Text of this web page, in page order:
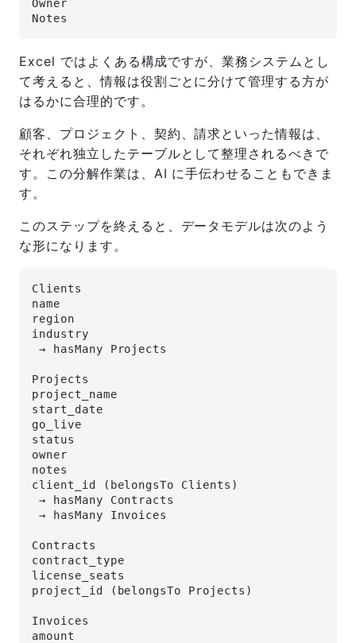
Owner
Notes
Excel ではよくある構成ですが、業務システムとし
て考えると、情報は役割ごとに分けて管理する方が
はるかに合理的です。
顧客、プロジェクト、契約、請求といった情報は、
それぞれ独立したテーブルとして整理されるべきで
す。この分解作業は、AI に手伝わせることもできま
す。
このステップを終えると、データモデルは次のよう
な形になります。
Clients
name
region
industry
→ hasMany Projects
Projects
project_name
start_date
go_live
status
owner
notes
client_id (belongsTo Clients)
→ hasMany Contracts
→ hasMany Invoices
Contracts
contract_type
license_seats
project_id (belongsTo Projects)
Invoices
amount